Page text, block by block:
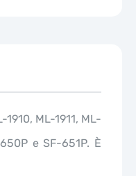
ML-1911, ML-
e SF-651P. È